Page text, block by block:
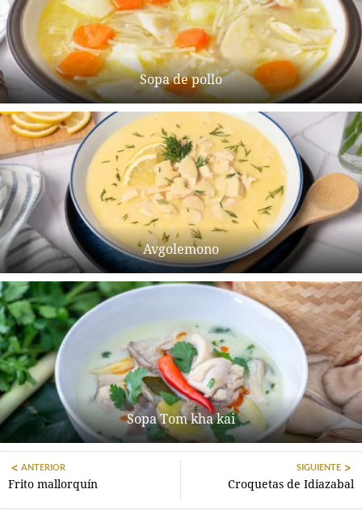
Sopa de pollo
Avgolemono
Sopa Tom kha kai
ANTERIOR
Frito mallorquín
SIGUIENTE
Croquetas de Idiazabal